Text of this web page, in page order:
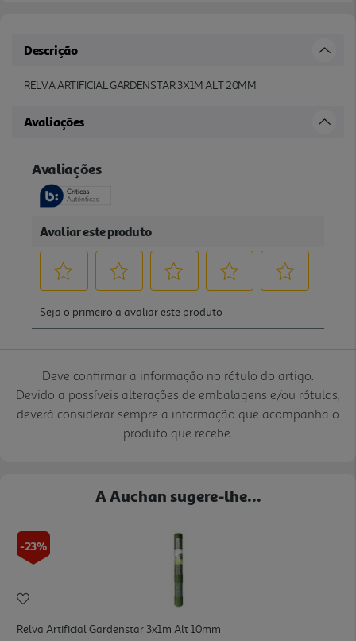
Descrição
RELVA ARTIFICIAL GARDENSTAR 3X1M ALT 20MM
Avaliações
Deve confirmar a informação no rótulo do artigo.
Devido a possíveis alterações de embalagens e/ou rótulos,
deverá considerar sempre a informação que acompanha o
produto que recebe.
A Auchan sugere-lhe...
-23%
Relva Artificial Gardenstar 3x1m Alt 10mm